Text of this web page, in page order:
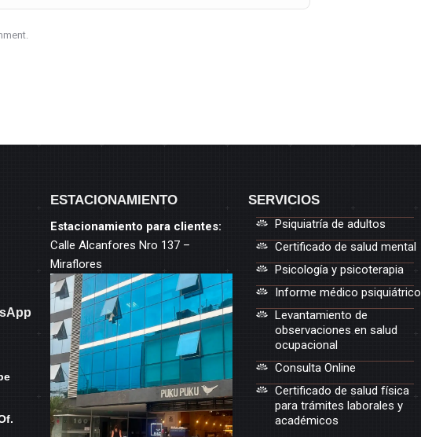
ESTACIONAMIENTO
Estacionamiento para clientes:
Calle Alcanfores Nro 137 –
Miraflores
SERVICIOS
Psiquiatría de adultos
Certificado de salud mental
Psicología y psicoterapia
Informe médico psiquiátrico
Levantamiento de
observaciones en salud
ocupacional
Consulta Online
Certificado de salud física
para trámites laborales y
académicos